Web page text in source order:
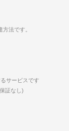
法です。
サービスです
証なし)